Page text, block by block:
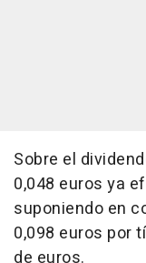
Sobre el
0,048 euros ya
suponiendo en
0,098 euros por